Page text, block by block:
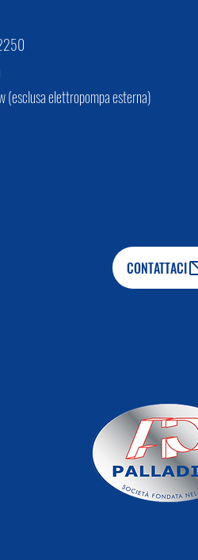
(esclusa elettropompa esterna)
CONTATTACI